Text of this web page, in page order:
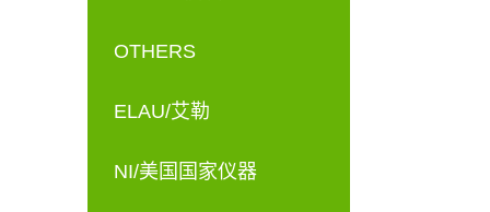
OTHERS
ELAU/艾勒
NI/美国国家仪器